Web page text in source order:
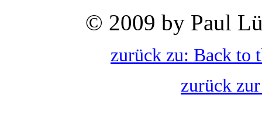
© 2009 by Paul
zurück zu: Back to
zurück